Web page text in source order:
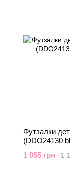
Футзалки
(DDO24130
1
1 055 грн